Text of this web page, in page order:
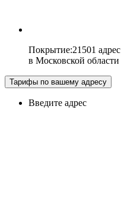
Покрытие:21501 адрес
в Московской области
Тарифы по вашему адресу
Введите адрес